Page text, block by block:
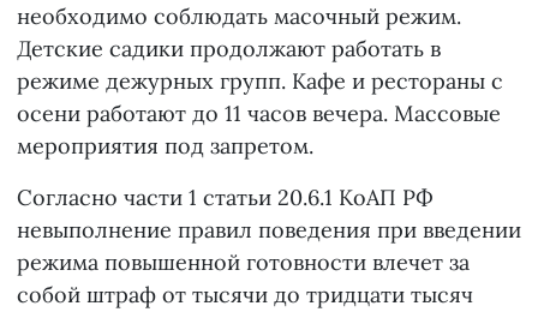
необходимо соблюдать масочный режим.
Детские садики продолжают работать в
режиме дежурных групп. Кафе и рестораны с
осени работают до 11 часов вечера. Массовые
мероприятия под запретом.
Согласно части 1 статьи 20.6.1 КоАП РФ
невыполнение правил поведения при введении
режима повышенной готовности влечет за
собой штраф от тысячи до тридцати тысяч